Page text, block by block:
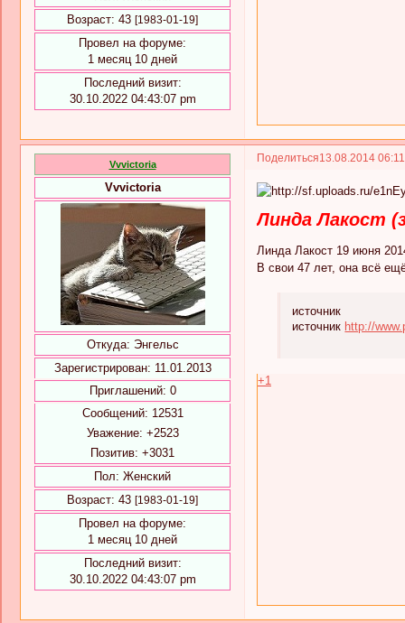
Возраст: 43 [1983-01-19]
Провел на форуме:
1 месяц 10 дней
Последний визит:
30.10.2022 04:43:07 pm
Поделиться13.08.2014
Vvvictoria
Vvvictoria
Откуда: Энгельс
Зарегистрирован: 11.01.2013
Приглашений: 0
Сообщений: 12531
Уважение: +2523
Позитив: +3031
Пол: Женский
Возраст: 43 [1983-01-19]
Провел на форуме:
1 месяц 10 дней
Последний визит:
30.10.2022 04:43:07 pm
Линда Лакост
Линда Лакост 19 июня
В свои 47 лет, она всё
источник
источник http://
+1